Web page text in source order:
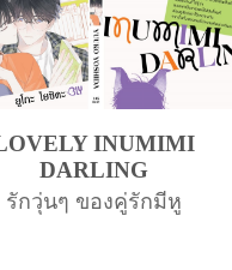
INUMIMI
DARLING
รักวุ่นๆ ของคู่รักมีหู